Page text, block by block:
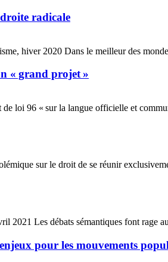
radicale
hiver 2020 Dans le meilleur des
« grand projet »
loi 96 « sur la langue officielle et
sur le droit de se réunir
2021 Les débats sémantiques font rage
pour les mouvements